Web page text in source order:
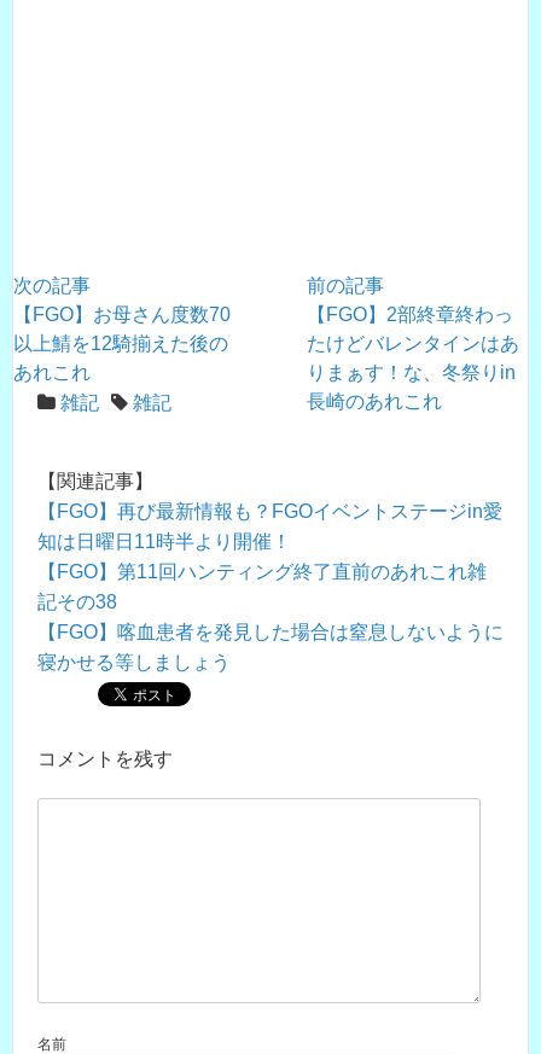
前の記事
【FGO】2部終章終わっ
たけどバレンタインはあ
りまぁす！な、冬祭りin
長崎のあれこれ
次の記事
【FGO】お母さん度数70
以上鯖を12騎揃えた後の
あれこれ
雑記
雑記
【関連記事】
【FGO】再び最新情報も？FGOイベントステージin愛
知は日曜日11時半より開催！
【FGO】第11回ハンティング終了直前のあれこれ雑
記その38
【FGO】喀血患者を発見した場合は窒息しないように
寝かせる等しましょう
コメントを残す
名前